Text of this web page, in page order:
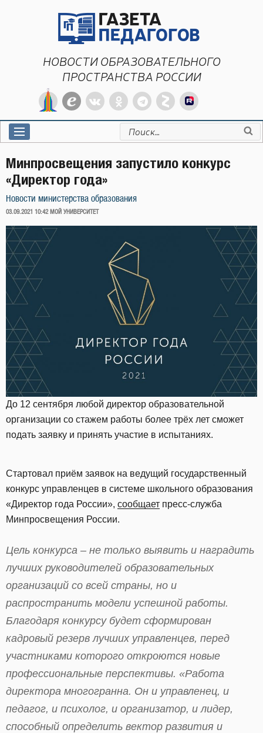
НОВОСТИ ОБРАЗОВАТЕЛЬНОГО
ПРОСТРАНСТВА РОССИИ
Искать:
Минпросвещения запустило конкурс
«Директор года»
Новости министерства образования
ОПУБЛИКОВАНО
03.09.2021 10:42 МОЙ УНИВЕРСИТЕТ
До 12 сентября любой директор образовательной
организации со стажем работы более трёх лет сможет
подать заявку и принять участие в испытаниях.
Стартовал приём заявок на ведущий государственный
конкурс управленцев в системе школьного образования
«Директор года России», сообщает пресс-служба
Минпросвещения России.
Цель конкурса – не только выявить и наградить
лучших руководителей образовательных
организаций со всей страны, но и
распространить модели успешной работы.
Благодаря конкурсу будет сформирован
кадровый резерв лучших управленцев, перед
участниками которого откроются новые
профессиональные перспективы. «Работа
директора многогранна. Он и управленец, и
педагог, и психолог, и организатор, и лидер,
способный определить вектор развития и